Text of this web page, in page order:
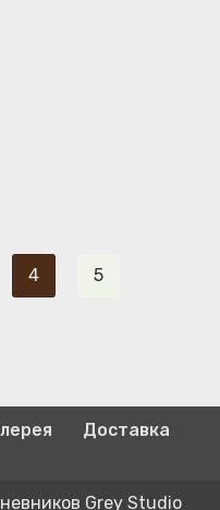
4 5
Доставка
Grey Studio